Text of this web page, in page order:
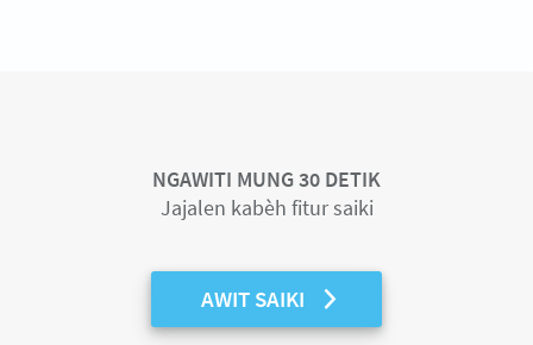
NGAWITI MUNG 30 DETIK
Jajalen kabèh fitur saiki
AWIT SAIKI